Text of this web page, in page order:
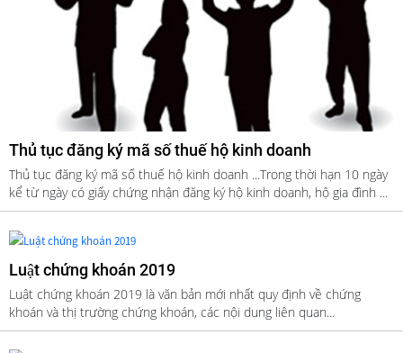
Thủ tục đăng ký mã số thuế hộ kinh doanh
Thủ tục đăng ký mã số thuế hộ kinh doanh ...Trong thời hạn 10 ngày
kể từ ngày có giấy chứng nhận đăng ký hộ kinh doanh, hộ gia đình ...
Luật chứng khoán 2019
Luật chứng khoán 2019 là văn bản mới nhất quy định về chứng
khoán và thị trường chứng khoán, các nội dung liên quan...